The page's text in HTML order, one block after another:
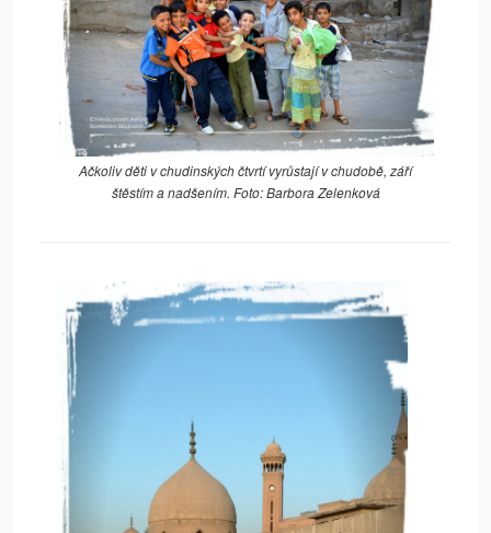
Ačkoliv děti v chudinských čtvrtí vyrůstají v chudobě, září
štěstím a nadšením. Foto: Barbora Zelenková